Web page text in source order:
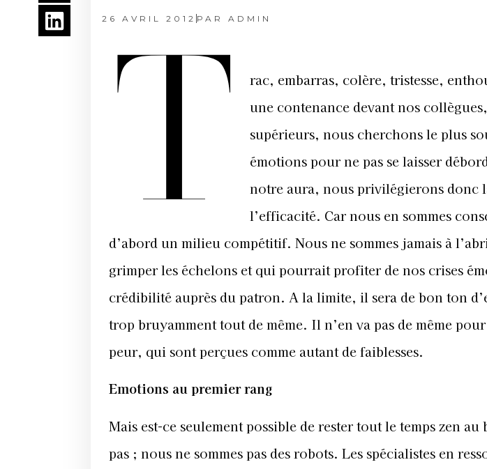
26 AVRIL 2012 PAR ADMIN
T
rac, embarras, colère, tristesse,
une contenance devant nos
supérieurs, nous cherchons le plus
émotions pour ne pas se laisser
notre aura, nous privilégierons donc
l’efficacité. Car nous en sommes
d’abord un milieu compétitif. Nous ne sommes jamais à
grimper les échelons et qui pourrait profiter de nos crises
crédibilité auprès du patron. A la limite, il sera de bon ton
trop bruyamment tout de même. Il n’en va pas de même
peur, qui sont perçues comme autant de faiblesses.
Emotions au premier rang
Mais est-ce seulement possible de rester tout le temps zen
pas ; nous ne sommes pas des robots. Les spécialistes en